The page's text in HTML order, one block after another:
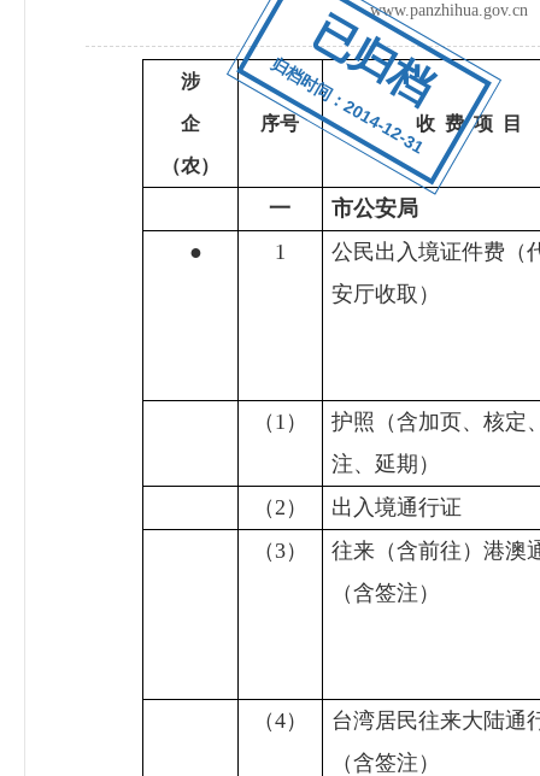
已归档
归档时间：2014-12-31
涉
企
（农）
序号 收 费 项 目
一
市公安局
●
1
公民出入境证件费（
安厅收取）
（ 1 ）
护照（含加页、核定
注、延期）
（2 ）
出入境通行证
（3）
往来（含前往）港澳
（含签注）
（4）
台湾居民往来大陆通
（含签注）